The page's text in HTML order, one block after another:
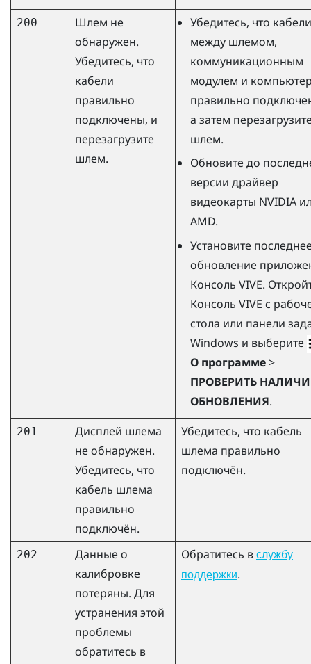
200
Шлем не
обнаружен.
Убедитесь, что
кабели
правильно
подключены, и
перезагрузите
шлем.
Убедитесь, что кабели
между шлемом,
коммуникационным
модулем и
правильно
а затем
шлем.
Обновите до
версии драйвер
видеокарты NVIDIA
AMD.
Установите
обновление
Консоль VIVE.
Консоль VIVE с
стола или панели
Windows и выберите
О программе>
ПРОВЕРИТЬ
ОБНОВЛЕНИЯ.
201
Дисплей шлема
не обнаружен.
Убедитесь, что
кабель шлема
правильно
подключён.
Убедитесь, что кабель
шлема правильно
подключён.
202
Данные о
калибровке
потеряны. Для
устранения этой
проблемы
обратитесь в
Обратитесь в службу
поддержки.